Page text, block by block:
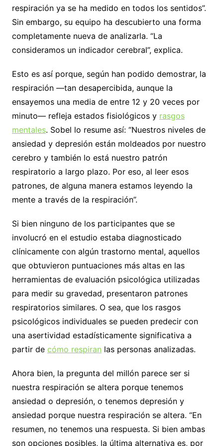
respiración ya se ha medido en todos los sentidos”.
Sin embargo, su equipo ha descubierto una forma
completamente nueva de analizarla. “La
consideramos un indicador cerebral”, explica.
Esto es así porque, según han podido demostrar, la
respiración —tan desapercibida, aunque la
ensayemos una media de entre 12 y 20 veces por
minuto— refleja estados fisiológicos y rasgos
mentales. Sobel lo resume así: “Nuestros niveles de
ansiedad y depresión están moldeados por nuestro
cerebro y también lo está nuestro patrón
respiratorio a largo plazo. Por eso, al leer esos
patrones, de alguna manera estamos leyendo la
mente a través de la respiración”.
Si bien ninguno de los participantes que se
involucró en el estudio estaba diagnosticado
clínicamente con algún trastorno mental, aquellos
que obtuvieron puntuaciones más altas en las
herramientas de evaluación psicológica utilizadas
para medir su gravedad, presentaron patrones
respiratorios similares. O sea, que los rasgos
psicológicos individuales se pueden predecir con
una asertividad estadísticamente significativa a
partir de cómo respiran las personas analizadas.
Ahora bien, la pregunta del millón parece ser si
nuestra respiración se altera porque tenemos
ansiedad o depresión, o tenemos depresión y
ansiedad porque nuestra respiración se altera. “En
resumen, no tenemos una respuesta. Si bien ambas
son opciones posibles, la última alternativa es, por